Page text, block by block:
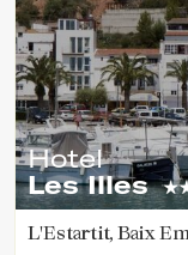
Hotel
Les Illes
L'Estartit, Baix